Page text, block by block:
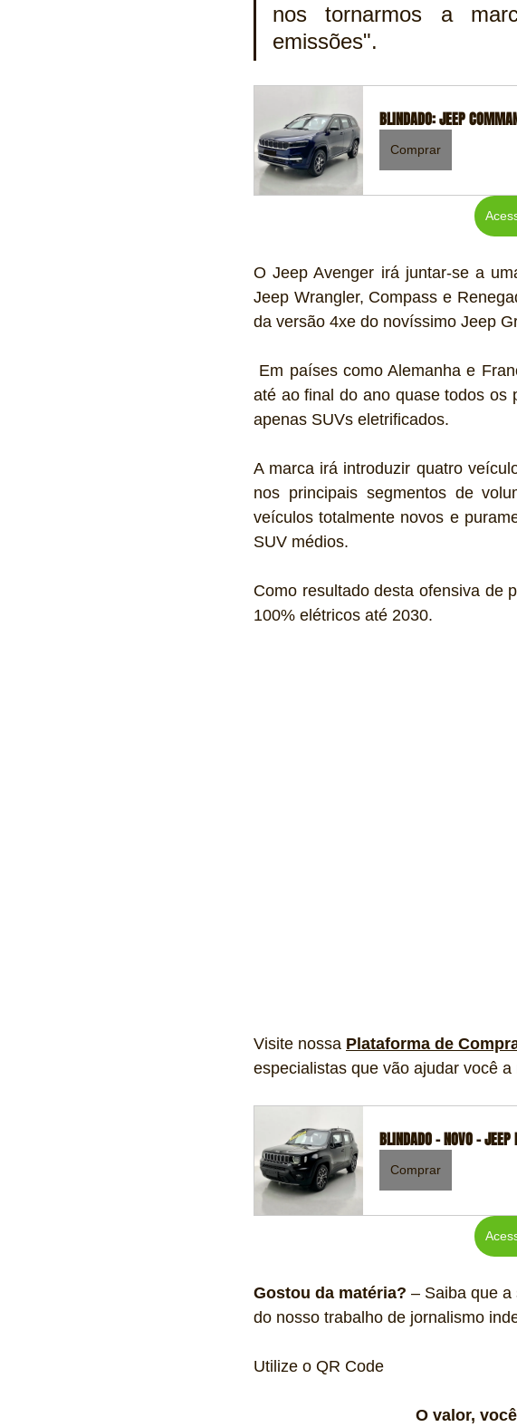
nos tornarmos a
emissões".
BLINDADO: JEEP
Comprar
O Jeep Avenger irá juntar-se a
Jeep Wrangler, Compass e
da versão 4xe do novíssimo Jeep
até ao final do ano quase todos os
apenas SUVs eletrificados.
A marca irá introduzir quatro
nos principais segmentos de
veículos totalmente novos e
SUV médios.
Como resultado desta ofensiva de
100% elétricos até 2030.
Visite nossa Plataforma de
especialistas que vão ajudar você
BLINDADO - NOVO - JEEP
Comprar
Gostou da matéria? – Saiba que a
do nosso trabalho de jornalismo
Utilize o QR Code
O valor,